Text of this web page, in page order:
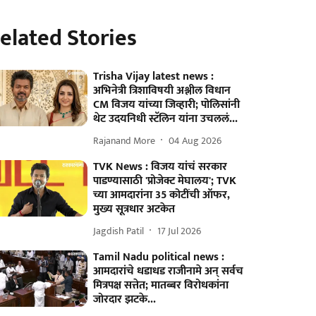
Stories
Trisha Vijay latest news :
अभिनेत्री त्रिशाविषयी अश्लील विधान
CM विजय यांच्या जिव्हारी; पोलिसांनी
थेट उदयनिधी स्टॅलिन यांना उचललं...
Rajanand More 04 Aug 2026
TVK News : विजय यांचं सरकार
पाडण्यासाठी 'प्रोजेक्ट मेघालय'; TVK
च्या आमदारांना 35 कोटींची ऑफर,
मुख्य सूत्रधार अटकेत
Jagdish Patil 17 Jul 2026
Tamil Nadu political news :
आमदारांचे धडाधड राजीनामे अन् सर्वच
मित्रपक्ष सत्तेत; मातब्बर विरोधकांना
जोरदार झटके...